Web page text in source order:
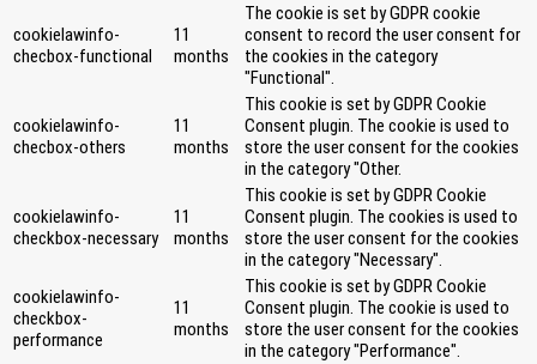
cookielawinfo-
checbox-functional
11
months
The cookie is set by GDPR cookie
consent to record the user consent for
the cookies in the category
"Functional".
cookielawinfo-
checbox-others
11
months
This cookie is set by GDPR Cookie
Consent plugin. The cookie is used to
store the user consent for the cookies
in the category "Other.
cookielawinfo-
checkbox-necessary
11
months
This cookie is set by GDPR Cookie
Consent plugin. The cookies is used to
store the user consent for the cookies
in the category "Necessary".
cookielawinfo-
checkbox-
performance
11
months
This cookie is set by GDPR Cookie
Consent plugin. The cookie is used to
store the user consent for the cookies
in the category "Performance".